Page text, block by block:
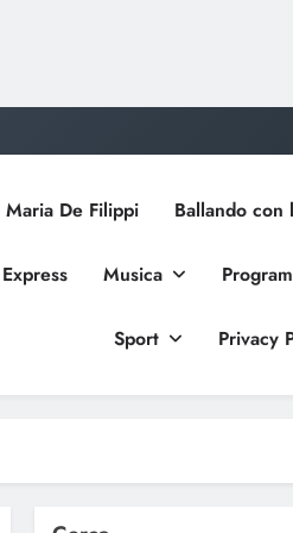
De Filippi Ballando con
Musica
Sport Privacy